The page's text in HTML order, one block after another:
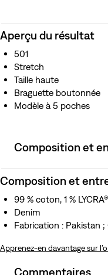
Aperçu du résultat
501
Stretch
Taille haute
Braguette boutonnée
Modèle à 5 poches
Composition et
Composition et
99 % coton, 1 % LYCRA®
Denim
Fabrication : Pakistan
Apprenez-en davantage sur
Commentaires